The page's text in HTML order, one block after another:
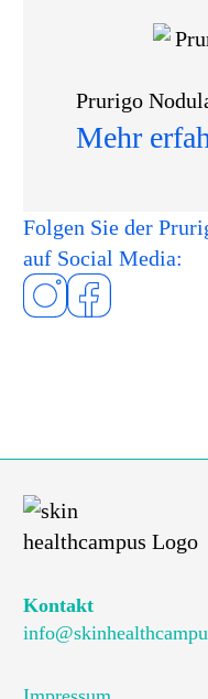
Prurigo
Mehr
Folgen Sie der
auf Social Media:
Kontakt